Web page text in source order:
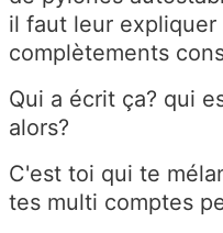
il faut leur expliquer
complètements
Qui a écrit ça? qui
alors?
C'est toi qui te
tes multi comptes